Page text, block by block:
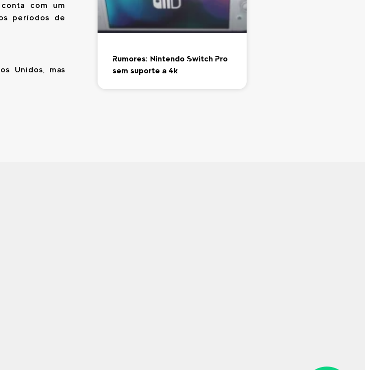
com um
períodos de
Unidos, mas
Rumores: Nintendo Switch Pro
sem suporte a 4k